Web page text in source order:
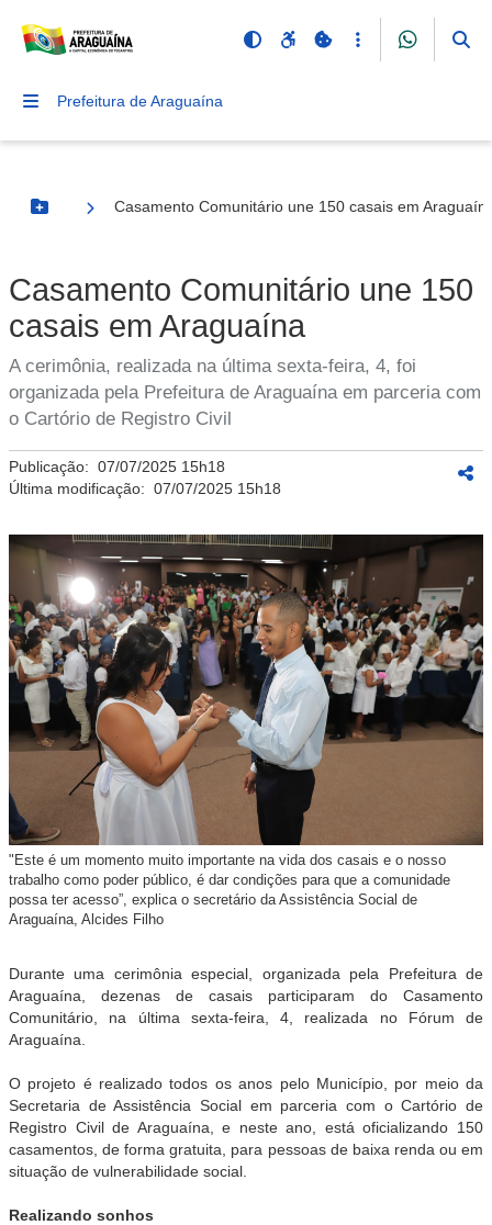
Prefeitura de Araguaína
Botão Menu
Casamento Comunitário une 150 casais em
Casamento Comunitário une 150
casais em Araguaína
A cerimônia, realizada na última sexta-feira, 4, foi
organizada pela Prefeitura de Araguaína em parceria com
o Cartório de Registro Civil
Publicação: 07/07/2025 15h18
Última modificação: 07/07/2025 15h18
"Este é um momento muito importante na vida dos casais e o nosso
trabalho como poder público, é dar condições para que a comunidade
possa ter acesso”, explica o secretário da Assistência Social de
Araguaína, Alcides Filho
Durante uma cerimônia especial, organizada pela Prefeitura de
Araguaína, dezenas de casais participaram do Casamento
Comunitário, na última sexta-feira, 4, realizada no Fórum de
Araguaína.
O projeto é realizado todos os anos pelo Município, por meio da
Secretaria de Assistência Social em parceria com o Cartório de
Registro Civil de Araguaína, e neste ano, está oficializando 150
casamentos, de forma gratuita, para pessoas de baixa renda ou em
situação de vulnerabilidade social.
Realizando sonhos